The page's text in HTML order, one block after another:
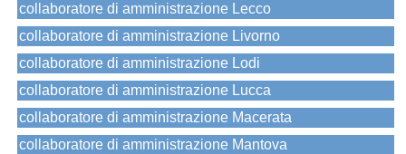
collaboratore di amministrazione Lecco
collaboratore di amministrazione Livorno
collaboratore di amministrazione Lodi
collaboratore di amministrazione Lucca
collaboratore di amministrazione Macerata
collaboratore di amministrazione Mantova